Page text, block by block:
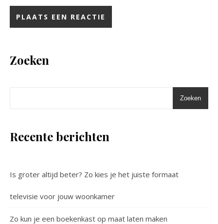
Zoeken
Zoeken
Recente berichten
Is groter altijd beter? Zo kies je het juiste formaat
televisie voor jouw woonkamer
Zo kun je een boekenkast op maat laten maken